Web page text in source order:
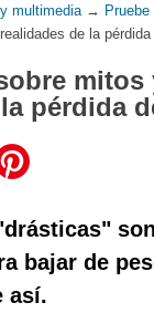
multimedia →
de la
mitos
pérdida
bajar de
así.